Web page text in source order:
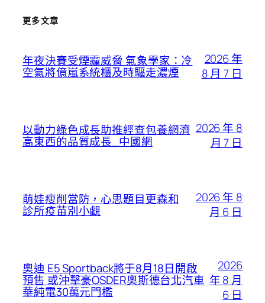
更多文章
年夜決賽受煙霾威脅 氣象學家：冷
空氣將億嵐系統櫃及時驅走濃煙
2026 年
8 月 7 日
以動力綠色成長助推經查包養網濟
高東西的品質成長_中國網
2026 年 8
月 7 日
萌娃瘦削當防，心思題目更森和
診所疫苗別小覷
2026 年 8
月 6 日
奧迪 E5 Sportback將于8月18日開啟
預售 或沖擊豪OSDER奧斯德台北汽車
華純電30萬元門檻
2026
年 8 月
6 日